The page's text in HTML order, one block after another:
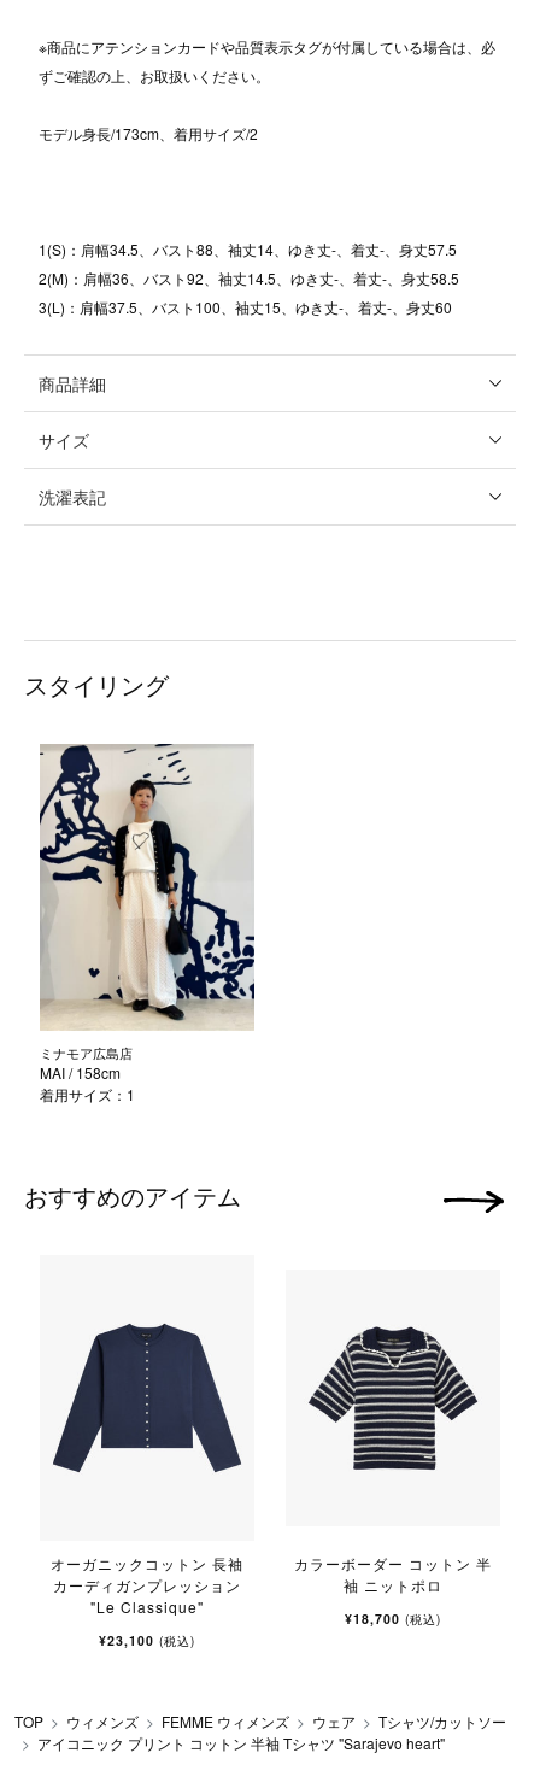
※商品にアテンションカードや品質表示タグが付属している場合は、必
ずご確認の上、お取扱いください。
モデル身長/173cm、着用サイズ/2
1(S)：肩幅34.5、バスト88、袖丈14、ゆき丈-、着丈-、身丈57.5
2(M)：肩幅36、バスト92、袖丈14.5、ゆき丈-、着丈-、身丈58.5
3(L)：肩幅37.5、バスト100、袖丈15、ゆき丈-、着丈-、身丈60
商品詳細
サイズ
洗濯表記
スタイリング
ミナモア広島店
MAI/ 158cm
着用サイズ：1
おすすめのアイテム
オーガニックコットン 長袖
カーディガンプレッション
"Le Classique"
¥23,100 (税込)
カラーボーダー コットン 半
袖 ニットポロ
¥18,700 (税込)
次の画像
TOP ウィメンズ FEMME ウィメンズ ウェア
Tシャツ/カットソー
アイコニック プリント コットン 半袖 Tシャツ "Sarajevo heart"